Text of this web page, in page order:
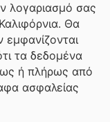
λογαριασμό σας
Θα
εμφανίζονται
τα δεδομένα
ή πλήρως από
ασφαλείας